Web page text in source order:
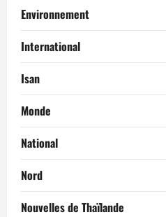
Environnement
International
Isan
Monde
National
Nord
Nouvelles de Thaïlande